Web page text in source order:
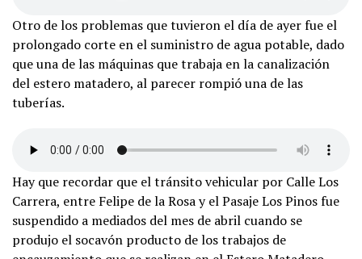
Otro de los problemas que tuvieron el día de ayer fue el
prolongado corte en el suministro de agua potable, dado
que una de las máquinas que trabaja en la canalización
del estero matadero, al parecer rompió una de las
tuberías.
Hay que recordar que el tránsito vehicular por Calle Los
Carrera, entre Felipe de la Rosa y el Pasaje Los Pinos fue
suspendido a mediados del mes de abril cuando se
produjo el socavón producto de los trabajos de